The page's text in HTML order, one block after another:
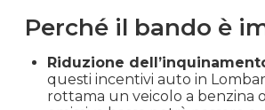
Perché il bando è
Riduzione
questi incentivi auto in
rottama un veicolo a benzina